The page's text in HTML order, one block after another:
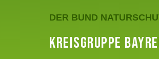
DER BUND
KREISGRUPPE